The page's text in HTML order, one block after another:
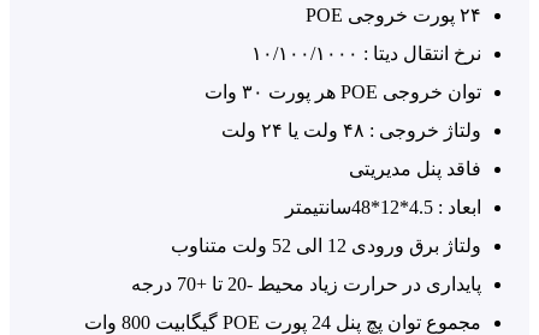
محل قرار گیری و نیاز شما می تواند استفاده شود.
ولتاژ بین 40 تا 56 VDC نیاز دارند. هر
من را تغذیه کند؟
این دستگاه می تواند 24 دستگاه را تغذیه کند، اما به نظر می
۲۴ پورت خروجی POE
نرخ انتقال دیتا : ۱۰/۱۰۰/۱۰۰۰
توان خروجی POE هر پورت ۳۰ وات
ولتاژ خروجی : ۴۸ ولت یا ۲۴ ولت
فاقد پنل مدیریتی
ابعاد : 4.5*12*48سانتیمتر
ولتاژ برق ورودی 12 الی 52 ولت متناوب
پایداری در حرارت زیاد محیط -20 تا +70 درجه
مجموع توان پچ پنل 24 پورت POE گیگابیت 800 وات